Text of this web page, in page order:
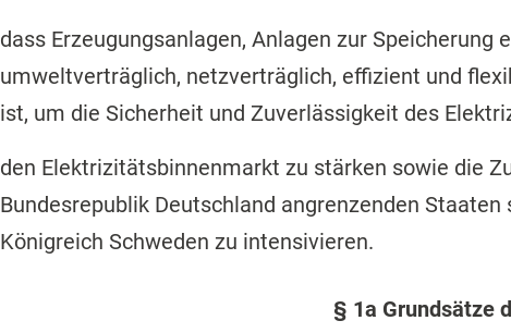
dass Erzeugungsanlagen, Anlagen zur
umweltverträglich, netzverträglich, effizient und
ist, um die Sicherheit und Zuverlässigkeit des
den Elektrizitätsbinnenmarkt zu stärken sowie die
Bundesrepublik Deutschland angrenzenden
Königreich Schweden zu intensivieren.
§ 1a Grundsätze